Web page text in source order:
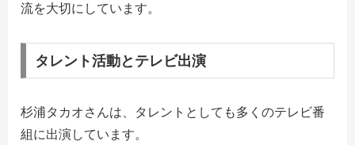
流を大切にしています。
タレント活動とテレビ出演
杉浦タカオさんは、タレントとしても多くのテレビ番
組に出演しています。